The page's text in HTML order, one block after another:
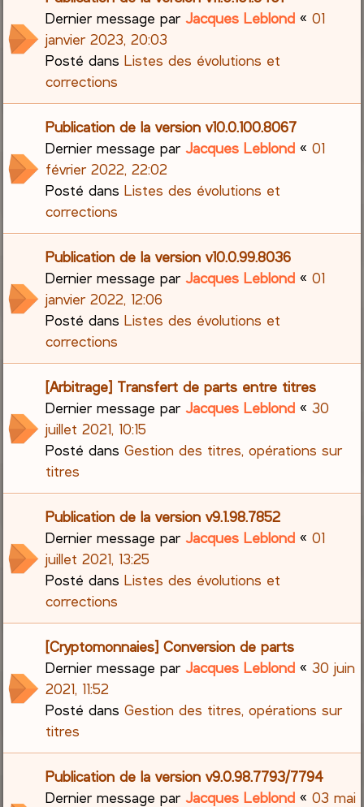
Dernier message parJacques Leblond «01
janvier 2023, 20:03
Posté dansListes des évolutions et
corrections
Publication de la version v10.0.100.8067
Dernier message parJacques Leblond «01
février 2022, 22:02
Posté dansListes des évolutions et
corrections
Publication de la version v10.0.99.8036
Dernier message parJacques Leblond «01
janvier 2022, 12:06
Posté dansListes des évolutions et
corrections
[Arbitrage] Transfert de parts entre titres
Dernier message parJacques Leblond «30
juillet 2021, 10:15
Posté dansGestion des titres, opérations sur
titres
Publication de la version v9.1.98.7852
Dernier message parJacques Leblond «01
juillet 2021, 13:25
Posté dansListes des évolutions et
corrections
[Cryptomonnaies] Conversion de parts
Dernier message parJacques Leblond «30 juin
2021, 11:52
Posté dansGestion des titres, opérations sur
titres
Publication de la version v9.0.98.7793/7794
Dernier message parJacques Leblond «03 mai